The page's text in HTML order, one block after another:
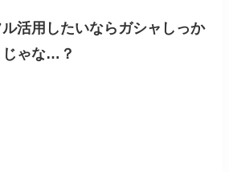
活用したいならガシャしっか
じゃな…？